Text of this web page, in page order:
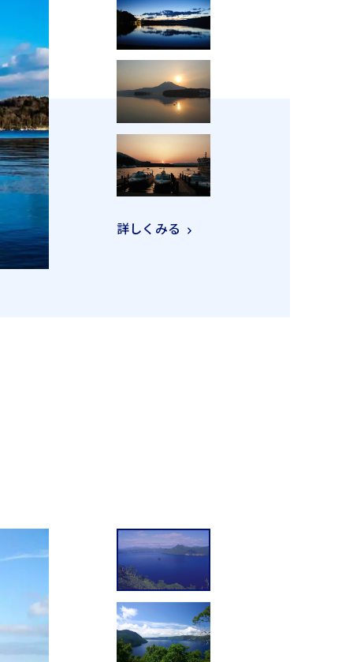
詳しくみる